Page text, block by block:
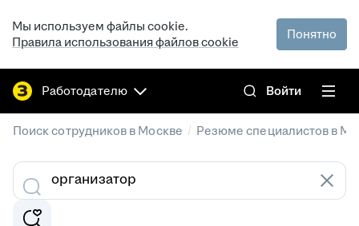
Мы используем файлы cookie.
Правила использования файлов cookie
Понятно
Работодателю Войти
Поиск сотрудников в Москве / Резюме специалистов в